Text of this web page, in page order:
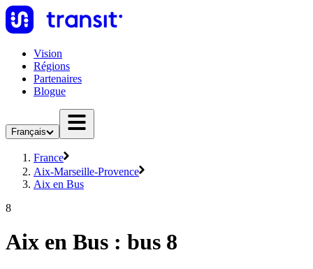
Vision
Régions
Partenaires
Blogue
Français
France
Aix-Marseille-Provence
Aix en Bus
8
Aix en Bus : bus 8